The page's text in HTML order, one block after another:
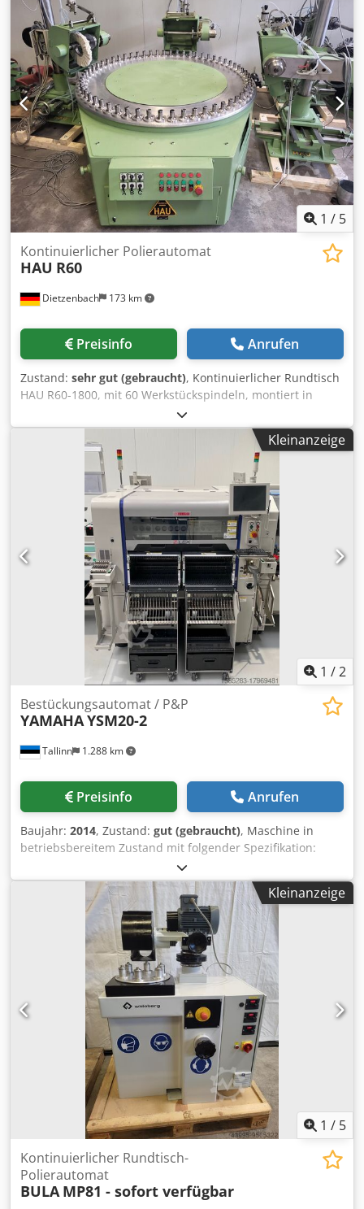
1 / 5
Dietzenbach 173 km
Kontinuierlicher Polierautomat
HAU R60
Preisinfo Anrufen
Zustand: sehr gut (gebraucht), Kontinuierlicher Rundtisch
HAU R60-1800, mit 60 Werkstückspindeln, montiert in
einem Teilkreisdurchmesser von 1800 mm, 3
Poliereinheiten mit jeweils 7,5 kW, Polierwellen 50 mm
Durchmesser, max. Polierscheibenbreite 2 x 400 mm + 1 x
280 mm, max. Polierscheibendurchmesser 420 mm,
motorischer Längs- u. Höhenverstellung – Maschine
ausgestattet mit kompl. Auftragssystem für flüssige
Polierpaste Weiter Bilder auf Anfrage WIR KÖNNEN IHNEN
AUCH DIE REPARATUR ODER ÜBERHOLUNG EINES
VORHANDENEN HAU RUNDTISCHES, TAKTEND ODER
KONTINUIERLICH BZW. EINER HAU MASCHINE DIE SIE ÜBER
EINEN ANDEREN KANAL ERWERBEN, ANBIETEN Dksdpfem
Nbubex Af Dor
Kleinanzeige
1 /2
Tallinn 1.288 km
Bestückungsautomat / P&P
YAMAHAYSM20-2
Preisinfo Anrufen
Baujahr: 2014, Zustand: gut (gebraucht), Maschine in
betriebsbereitem Zustand mit folgender Spezifikation:
Zweistufig 2 x HM-Kopf 2 x ScanKamera 2 x Multi-Kamera
Dedpevfpmljfx Af Djkr 2 x Düsenstation 4 x FES32 Paket zur
Rückverfolgbarkeit Fordern Sie zusätzliche Informationen
Kleinanzeige
1 / 5
Kontinuierlicher Rundtisch-
Polierautomat
BULA MP81 - sofort verfügbar